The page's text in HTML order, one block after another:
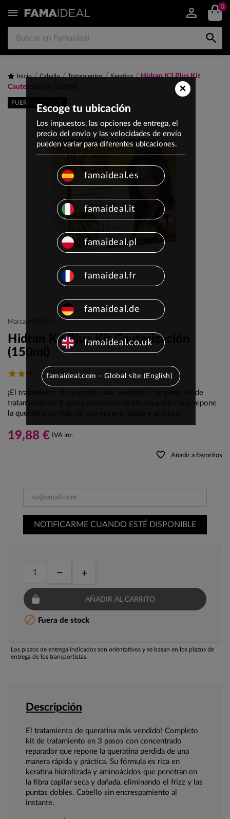
 0

FUERA DE STOCK
Inicio Cabello Tratamientos Keratina
Hidran K3 Plus Kit
Cauterización (150ml)
Marca: HIDRAN
Hidran K3 Plus Kit Cauterización
(150ml)
(3)
¡El tratamiento de queratina más vendido! Completo kit de
tratamiento en 3 pasos con concentrado reparador que repone
la queratina perdida de una manera rápida y práctica.
19,88 € IVA inc.
favorite_border Añadir a favoritos
NOTIFICARME CUANDO ESTÉ DISPONIBLE
AÑADIR AL CARRITO
 Fuera de stock
Los plazos de entrega indicados son orientativos y se basan en los plazos de
entrega de los transportistas.
Descripción
El tratamiento de queratina más vendido! Completo
kit de tratamiento en 3 pasos con concentrado
reparador que repone la queratina perdida de una
manera rápida y práctica. Su fórmula es rica en
keratina hidrolizada y aminoácidos que penetran en
la fibra capilar seca y dañada, eliminando el frizz y las
puntas dobles. Cabello sin encrespamiento al
instante.
×
Escoge tu ubicación
Los impuestos, las opciones de entrega, el
precio del envío y las velocidades de envío
pueden variar para diferentes ubicaciones.
famaideal.es
famaideal.it
famaideal.pl
famaideal.fr
famaideal.de
famaideal.co.uk
famaideal.com - Global site (English)